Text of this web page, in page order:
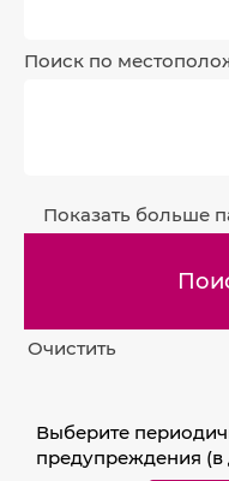
Поиск по
Показать больше
Очистить
Выберите
предупреждения (в